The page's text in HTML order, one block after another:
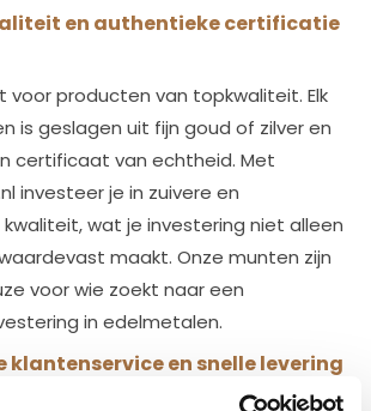
en authentieke certificatie
voor producten van topkwaliteit. Elk
is geslagen uit fijn goud of zilver en
certificaat van echtheid. Met
investeer je in zuivere en
wat je investering niet alleen
maakt. Onze munten zijn
voor wie zoekt naar een
in edelmetalen.
klantenservice en snelle levering